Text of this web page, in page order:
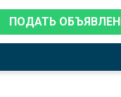
ПОДАТЬ